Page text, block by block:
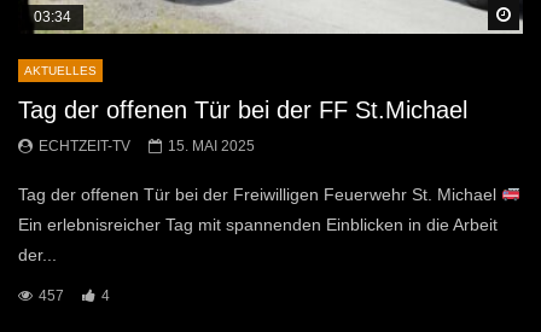
03:34
AKTUELLES
Tag der offenen Tür bei der FF St.Michael
ECHTZEIT-TV 15. MAI 2025
Tag der offenen Tür bei der Freiwilligen Feuerwehr St. Michael
Ein erlebnisreicher Tag mit spannenden Einblicken in die Arbeit
der...
457 4